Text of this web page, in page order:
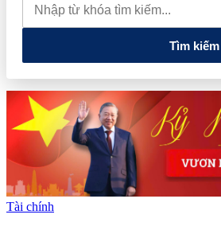
doanh, tìm kiếm doanh nghiệp tiêu biểu
các cửa hàng rau củ quả sạch tại Hà Nội
Tìm kiếm
Tài chính